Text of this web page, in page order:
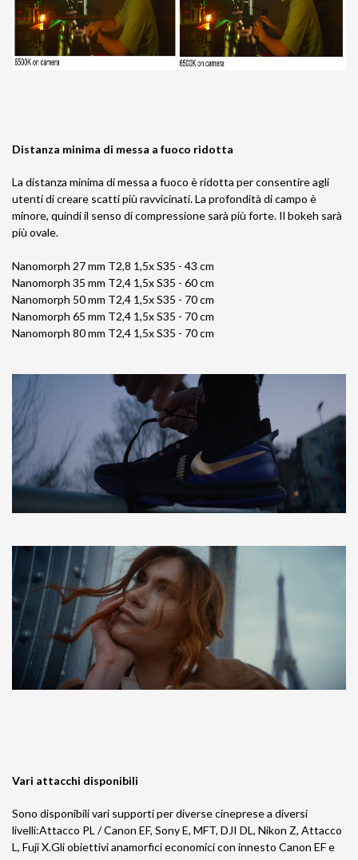
Distanza minima di messa a fuoco ridotta
La distanza minima di messa a fuoco è ridotta per consentire agli
utenti di creare scatti più ravvicinati. La profondità di campo è
minore, quindi il senso di compressione sarà più forte. Il bokeh sarà
più ovale.
Nanomorph 27 mm T2,8 1,5x S35 - 43 cm
Nanomorph 35 mm T2,4 1,5x S35 - 60 cm
Nanomorph 50 mm T2,4 1,5x S35 - 70 cm
Nanomorph 65 mm T2,4 1,5x S35 - 70 cm
Nanomorph 80 mm T2,4 1,5x S35 - 70 cm
Vari attacchi disponibili
Sono disponibili vari supporti per diverse cineprese a diversi
livelli:Attacco PL / Canon EF, Sony E, MFT, DJI DL, Nikon Z, Attacco
L, Fuji X.Gli obiettivi anamorfici economici con innesto Canon EF e